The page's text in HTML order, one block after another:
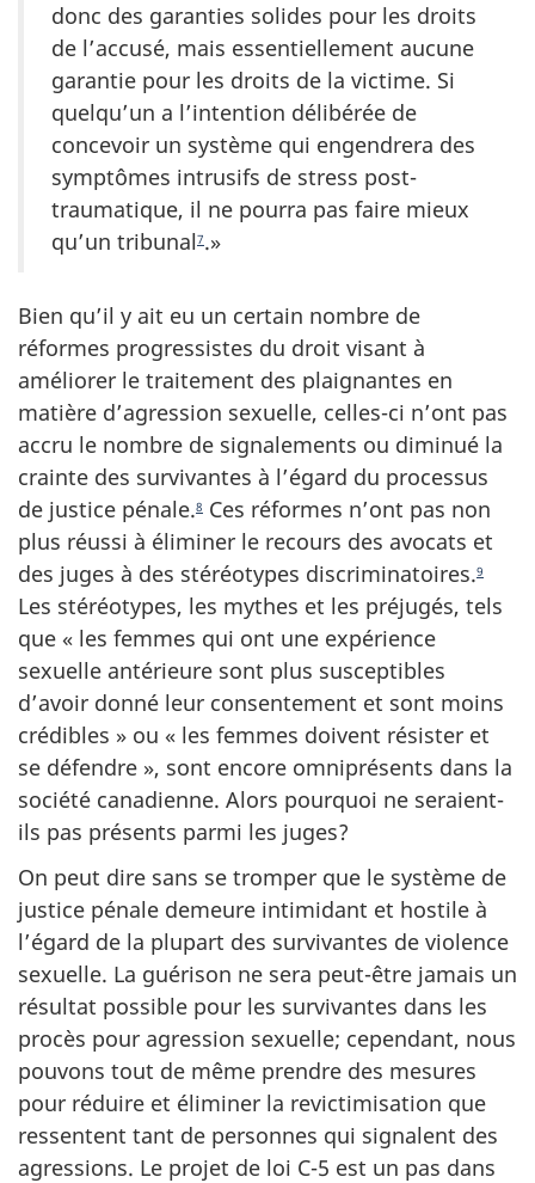
donc des garanties solides pour les droits
de l’accusé, mais essentiellement aucune
garantie pour les droits de la victime. Si
quelqu’un a l’intention délibérée de
concevoir un système qui engendrera des
symptômes intrusifs de stress post-
traumatique, il ne pourra pas faire mieux
qu’un tribunal7.»
Bien qu’il y ait eu un certain nombre de
réformes progressistes du droit visant à
améliorer le traitement des plaignantes en
matière d’agression sexuelle, celles-ci n’ont pas
accru le nombre de signalements ou diminué la
crainte des survivantes à l’égard du processus
de justice pénale.8 Ces réformes n’ont pas non
plus réussi à éliminer le recours des avocats et
des juges à des stéréotypes discriminatoires.9
Les stéréotypes, les mythes et les préjugés, tels
que « les femmes qui ont une expérience
sexuelle antérieure sont plus susceptibles
d’avoir donné leur consentement et sont moins
crédibles » ou « les femmes doivent résister et
se défendre », sont encore omniprésents dans la
société canadienne. Alors pourquoi ne seraient-
ils pas présents parmi les juges?
On peut dire sans se tromper que le système de
justice pénale demeure intimidant et hostile à
l’égard de la plupart des survivantes de violence
sexuelle. La guérison ne sera peut-être jamais un
résultat possible pour les survivantes dans les
procès pour agression sexuelle; cependant, nous
pouvons tout de même prendre des mesures
pour réduire et éliminer la revictimisation que
ressentent tant de personnes qui signalent des
agressions. Le projet de loi C-5 est un pas dans